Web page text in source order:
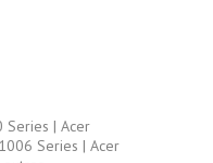
Series | Acer
Series | Acer